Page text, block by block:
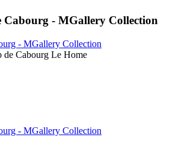
Cabourg - MGallery Collection
- MGallery Collection
Cabourg Le Home
- MGallery Collection